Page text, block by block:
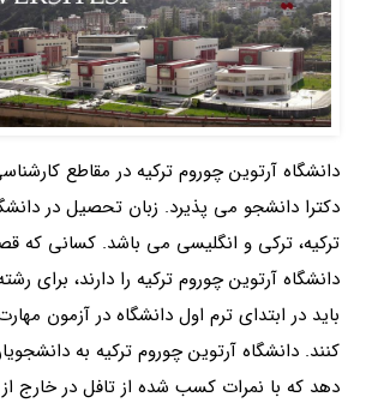
دانشگاه آرتوین چوروم ترکیه در مقاطع
دکترا دانشجو می پذیرد. زبان تحصیل در
ترکیه، ترکی و انگلیسی می باشد. کسانی که
دانشگاه آرتوین چوروم ترکیه را دارند، برای
باید در ابتدای ترم اول دانشگاه در آزمون
کنند. دانشگاه آرتوین چوروم ترکیه به
دهد که با نمرات کسب شده از تافل در خارج